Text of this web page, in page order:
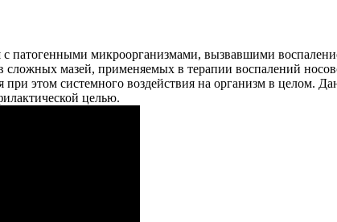
патогенными микроорганизмами, вызвавшими
мазей, применяемых в терапии воспалений
этом системного воздействия на организм в целом.
целью.